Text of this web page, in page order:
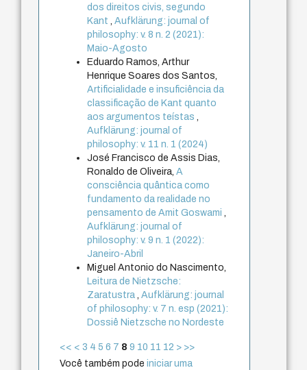
dos direitos civis, segundo
Kant,Aufklärung: journal of
philosophy: v. 8 n. 2 (2021):
Maio-Agosto
Eduardo Ramos, Arthur
Henrique Soares dos Santos,
Artificialidade e insuficiência da
classificação de Kant quanto
aos argumentos teístas,
Aufklärung: journal of
philosophy: v. 11 n. 1 (2024)
José Francisco de Assis Dias,
Ronaldo de Oliveira,A
consciência quântica como
fundamento da realidade no
pensamento de Amit Goswami,
Aufklärung: journal of
philosophy: v. 9 n. 1 (2022):
Janeiro-Abril
Miguel Antonio do Nascimento,
Leitura de Nietzsche:
Zaratustra,Aufklärung: journal
of philosophy: v. 7 n. esp (2021):
Dossiê Nietzsche no Nordeste
<< < 3 4 5 6 7 8 9 10 11 12 > >>
Você também podeiniciar uma